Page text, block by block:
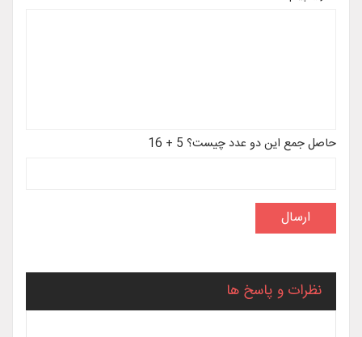
حاصل جمع این دو عدد چیست؟ 5 + 16
نظرات و پاسخ ها